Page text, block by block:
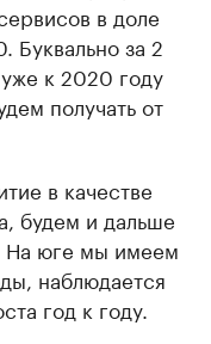
в доле
за 2
к 2020 году
получать от
в качестве
будем и дальше
На юге мы имеем
наблюдается
год к году.